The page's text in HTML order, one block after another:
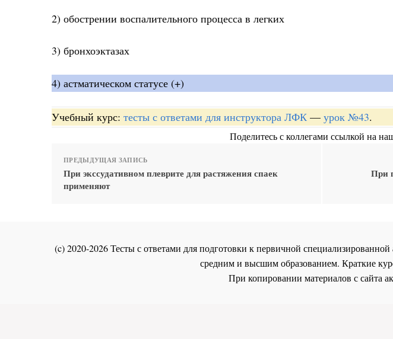
2) обострении воспалительного процесса в легких
3) бронхоэктазах
4) астматическом статусе (+)
Учебный курс: тесты с ответами для инструктора ЛФК — урок №43.
Поделитесь с коллегами ссылкой на
ПРЕДЫДУЩАЯ ЗАПИСЬ
При экссудативном плеврите для растяжения спаек
применяют
При
(c) 2020-2026 Тесты с ответами для подготовки к первичной
средним и высшим образованием. Краткие
При копировании материалов с сайта